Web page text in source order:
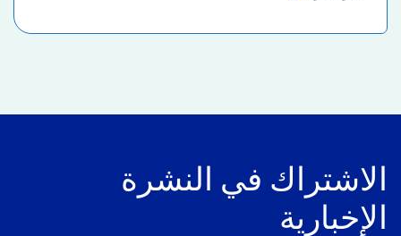
الاشتراك في النشرة
الإخبارية